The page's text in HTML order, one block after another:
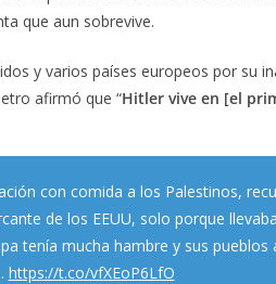
que aun sobrevive.
y varios países europeos por su
afirmó que “Hitler vive en [el
con comida a los Palestinos,
de los EEUU, solo porque
tenía mucha hambre y sus pueblos
https://t.co/vfXEoP6LfO